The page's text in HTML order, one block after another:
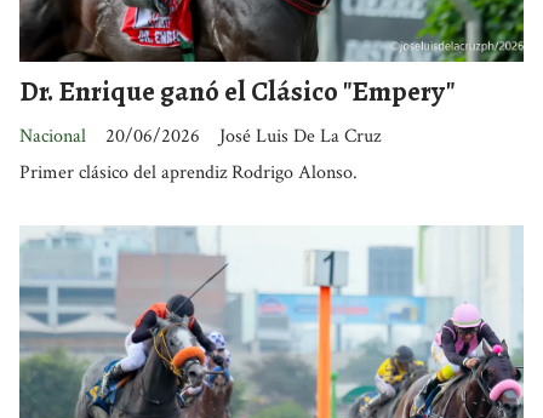
Dr. Enrique ganó el Clásico "Empery"
José Luis De La Cruz
Nacional
20/06/2026
Primer clásico del aprendiz Rodrigo Alonso.